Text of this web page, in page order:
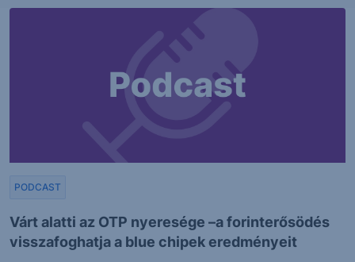
Várt alatti az OTP nyeresége –a forinterősödés
visszafoghatja a blue chipek eredményeit
PODCAST